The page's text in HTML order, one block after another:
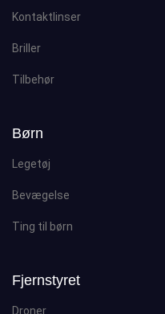
Kontaktlinser
Briller
Tilbehør
Børn
Legetøj
Bevægelse
Ting til børn
Fjernstyret
Droner